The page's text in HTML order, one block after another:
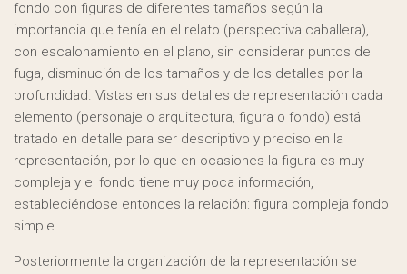
fondo con figuras de diferentes tamaños según la
importancia que tenía en el relato (perspectiva caballera),
con escalonamiento en el plano, sin considerar puntos de
fuga, disminución de los tamaños y de los detalles por la
profundidad. Vistas en sus detalles de representación cada
elemento (personaje o arquitectura, figura o fondo) está
tratado en detalle para ser descriptivo y preciso en la
representación, por lo que en ocasiones la figura es muy
compleja y el fondo tiene muy poca información,
estableciéndose entonces la relación: figura compleja fondo
simple.
Posteriormente la organización de la representación se